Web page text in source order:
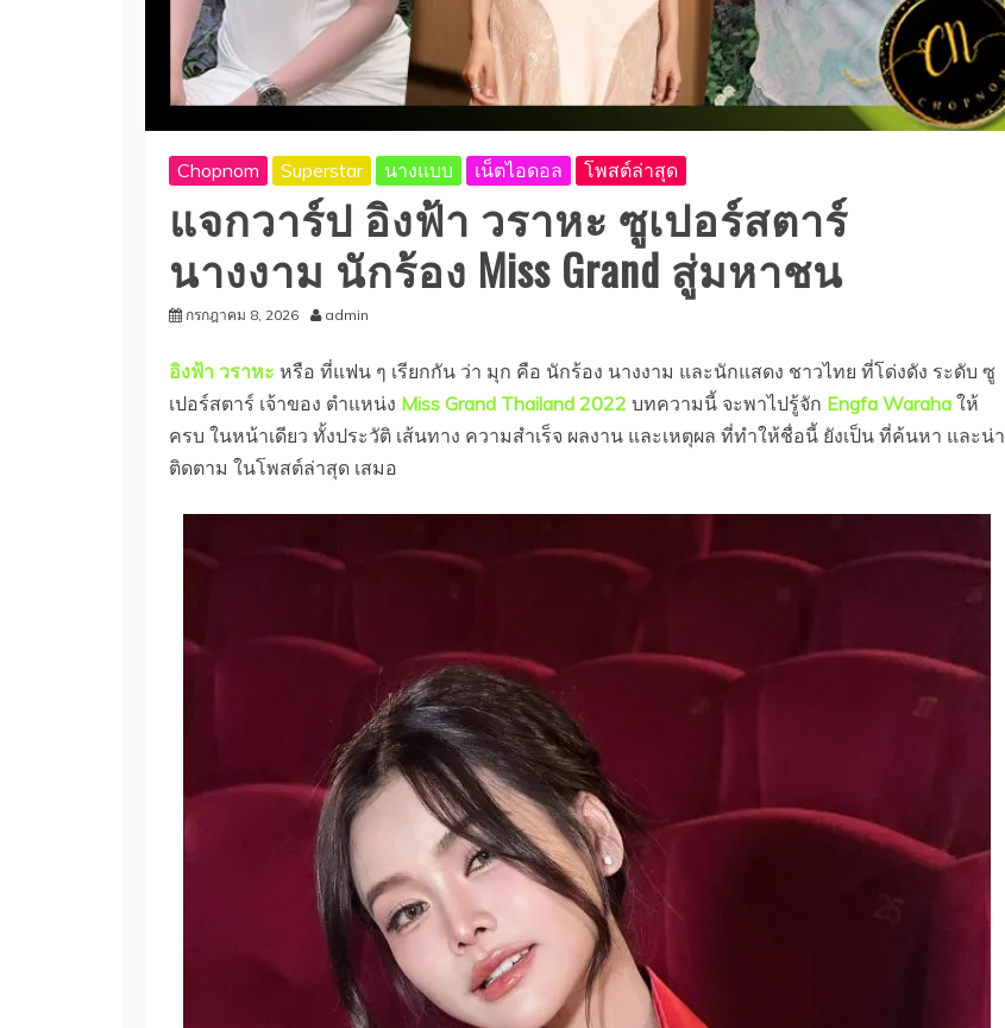
Chopnom Superstar นางแบบ เน็ตไอดอล โพสต์ล่าสุด
แจกวาร์ป อิงฟ้า วราหะ ซูเปอร์สตาร์
นางงาม นักร้อง Miss Grand สู่มหาชน
กรกฎาคม 8, 2026 admin
อิงฟ้า วราหะ หรือ ที่แฟน ๆ เรียกกัน ว่า มุก คือ นักร้อง นางงาม และนักแสดง ชาวไทย ที่โด่งดัง ระดับ ซู
เปอร์สตาร์ เจ้าของ ตำแหน่ง Miss Grand Thailand 2022 บทความนี้ จะพาไปรู้จัก Engfa Waraha ให้
ครบ ในหน้าเดียว ทั้งประวัติ เส้นทาง ความสำเร็จ ผลงาน และเหตุผล ที่ทำให้ชื่อนี้ ยังเป็น ที่ค้นหา และน่า
ติดตาม ในโพสต์ล่าสุด เสมอ